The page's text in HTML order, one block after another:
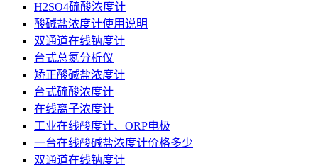
H2SO4硫酸浓度计
酸碱盐浓度计使用说明
双通道在线钠度计
台式总氮分析仪
矫正酸碱盐浓度计
台式硫酸浓度计
在线离子浓度计
工业在线酸度计、ORP电极
一台在线酸碱盐浓度计价格多少
双通道在线钠度计